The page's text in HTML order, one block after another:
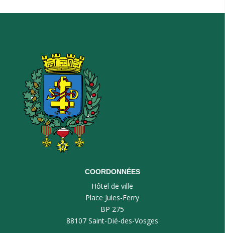
COORDONNÉES
Hôtel de ville
Place Jules-Ferry
BP 275
88107 Saint-Dié-des-Vosges